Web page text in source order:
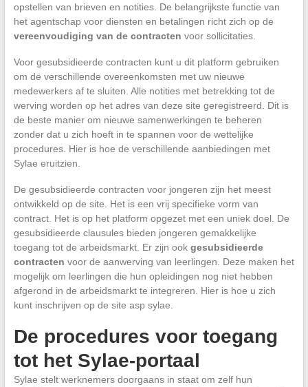
opstellen van brieven en notities. De belangrijkste functie van
het agentschap voor diensten en betalingen richt zich op de
vereenvoudiging van de contracten voor sollicitaties.
Voor gesubsidieerde contracten kunt u dit platform gebruiken
om de verschillende overeenkomsten met uw nieuwe
medewerkers af te sluiten. Alle notities met betrekking tot de
werving worden op het adres van deze site geregistreerd. Dit is
de beste manier om nieuwe samenwerkingen te beheren
zonder dat u zich hoeft in te spannen voor de wettelijke
procedures. Hier is hoe de verschillende aanbiedingen met
Sylae eruitzien.
De gesubsidieerde contracten voor jongeren zijn het meest
ontwikkeld op de site. Het is een vrij specifieke vorm van
contract. Het is op het platform opgezet met een uniek doel. De
gesubsidieerde clausules bieden jongeren gemakkelijke
toegang tot de arbeidsmarkt. Er zijn ook gesubsidieerde
contracten voor de aanwerving van leerlingen. Deze maken het
mogelijk om leerlingen die hun opleidingen nog niet hebben
afgerond in de arbeidsmarkt te integreren. Hier is hoe u zich
kunt inschrijven op de site asp sylae.
De procedures voor toegang
tot het Sylae-portaal
Sylae stelt werknemers doorgaans in staat om zelf hun